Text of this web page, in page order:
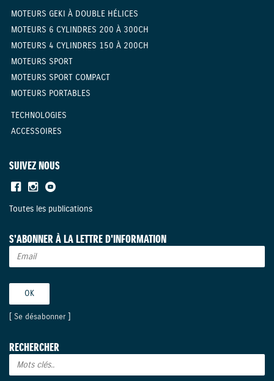
MOTEURS GEKI À DOUBLE HÉLICES
MOTEURS 6 CYLINDRES 200 À 300CH
MOTEURS 4 CYLINDRES 150 À 200CH
MOTEURS SPORT
MOTEURS SPORT COMPACT
MOTEURS PORTABLES
TECHNOLOGIES
ACCESSOIRES
SUIVEZ NOUS
Toutes les publications
S'ABONNER À LA LETTRE D'INFORMATION
Se désabonner
RECHERCHER